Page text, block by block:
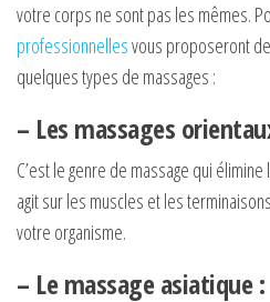
votre corps ne sont pas les mêmes.
professionnellesvous proposeront
quelques types de massages :
– Les massages
C’est le genre de massage qui
agit sur les muscles et les
votre organisme.
– Le massage asiatique :